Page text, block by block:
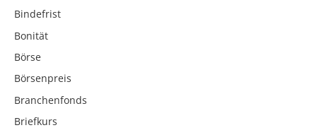
Bindefrist
Bonität
Börse
Börsenpreis
Branchenfonds
Briefkurs